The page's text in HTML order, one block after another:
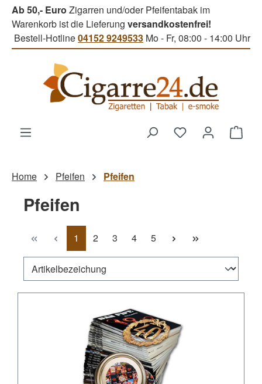
Zum Hauptinhalt springen
Ab 50,- Euro Zigarren und/oder Pfeifentabak im
Warenkorb ist die Lieferung versandkostenfrei!
Bestell-Hotline04152 9249533 Mo - Fr, 08:00 - 14:00 Uhr
Du hast 0
Home Pfeifen Pfeifen
Pfeifen
Seite
1 Seite
2 Seite
3 Seite
4 Seite
5